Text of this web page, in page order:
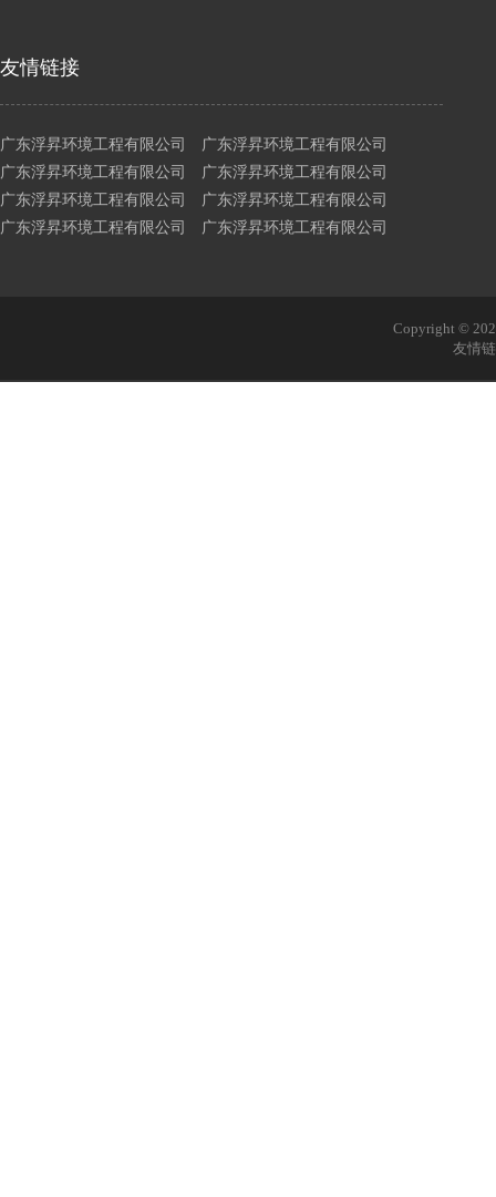
广东浮昇环境工程有限公司 广东浮昇环境工程有限公司
广东浮昇环境工程有限公司 广东浮昇环境工程有限公司
广东浮昇环境工程有限公司 广东浮昇环境工程有限公司
广东浮昇环境工程有限公司 广东浮昇环境工程有限公司
友情链接
Copyright ©
友情